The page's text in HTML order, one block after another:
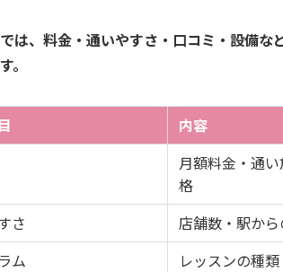
は、料金・通いやすさ・口コミ・設備
。
内容
月額料金・通
格
さ 店舗数・駅か
ム
レッスンの種